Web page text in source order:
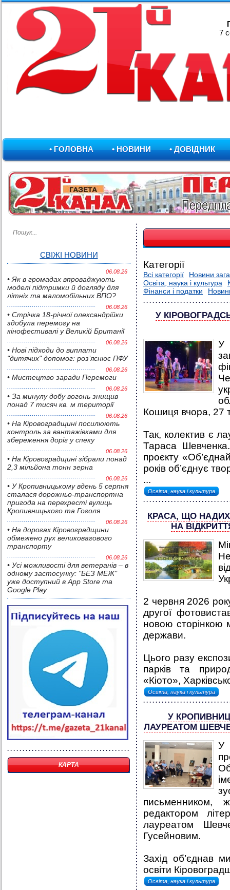
7
• ГОЛОВНА • НОВИНИ • ДОВІДНИК
СВІЖІ НОВИНИ
06.08.26
• Як в громадах впроваджують
моделі підтримки й догляду для
літніх та маломобільних ВПО?
06.08.26
• Стрічка 18-річної олександрійки
здобула перемогу на
кінофестивалі у Великій Британії
06.08.26
• Нові підходи до виплати
"дитячих" допомог: роз’яснює ПФУ
06.08.26
• Мистецтво заради Перемоги
06.08.26
• За минулу добу вогонь знищив
понад 7 тисяч кв. м території
06.08.26
• На Кіровоградщині посилюють
контроль за вантажівками для
збереження доріг у спеку
06.08.26
• На Кіровоградщині зібрали понад
2,3 мільйона тонн зерна
06.08.26
• У Кропивницькому вдень 5 серпня
сталася дорожньо-транспортна
пригода на перехресті вулиць
Кропивницького та Гоголя
06.08.26
• На дорогах Кіровоградщини
обмежено рух великовагового
транспорту
06.08.26
• Усі можливості для ветеранів – в
одному застосунку: "БЕЗ МЕЖ"
уже доступний в App Store та
Google Play
КАРТА
Категорії
Всі категорії
Новини
Освіта, наука і культура
Фінанси і податки
У
У
Кошиця вчора, 27
Так, колектив є
Тараса
проєкту
років об’єднує
...
Освіта, наука і культура
КРАСА, ЩО
НА
2 червня 2026
другої
новою сторінкою
держави.
Цього разу
парків та
«Кіото»,
Освіта, наука і культура
У
ЛАУРЕАТОМ
У
письменником,
редактором
лауреатом
Гусейновим.
Захід об’єднав
освіти
Освіта, наука і культура